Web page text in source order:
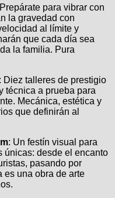
para vibrar con
la gravedad con
al límite y
que cada día sea
la familia. Pura
: Diez talleres de prestigio
técnica a prueba para
Mecánica, estética y
que definirán al
: Un festín visual para
únicas: desde el encanto
pasando por
es una obra de arte